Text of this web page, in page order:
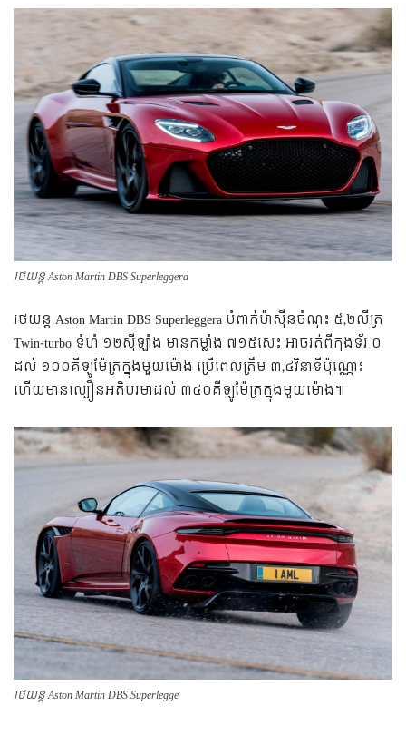
រថយន្ត Aston Martin DBS Superleggera
រថយន្ត Aston Martin DBS Superleggera បំពាក់ម៉ាស៊ីនចំណុះ ៥,២លីត្រ
Twin-turbo ទំហំ ១២ស៊ីឡាំង មានកម្លាំង ៧១៥សេះ អាចរត់ពីកុងទ័រ ០
ដល់ ១០០គីឡូម៉ែត្រក្នុងមួយម៉ោង ប្រើពេលត្រឹម ៣,៤វិនាទីប៉ុណ្ណោះ
ហើយមានល្បឿនអតិបរមាដល់ ៣៤០គីឡូម៉ែត្រក្នុងមួយម៉ោង៕
រថយន្ត Aston Martin DBS Superlegge